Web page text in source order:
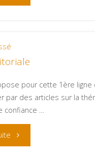
pour cette 1ère
par des articles sur la
confiance …